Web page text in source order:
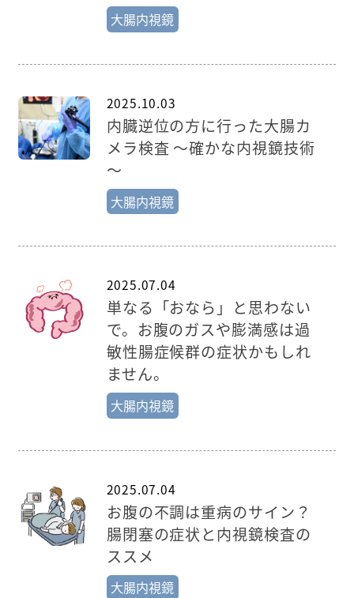
大腸内視鏡
2025.10.03
内臓逆位の方に行った大腸カ
メラ検査 ～確かな内視鏡技術
～
大腸内視鏡
2025.07.04
単なる「おなら」と思わない
で。お腹のガスや膨満感は過
敏性腸症候群の症状かもしれ
ません。
大腸内視鏡
2025.07.04
お腹の不調は重病のサイン？
腸閉塞の症状と内視鏡検査の
ススメ
大腸内視鏡